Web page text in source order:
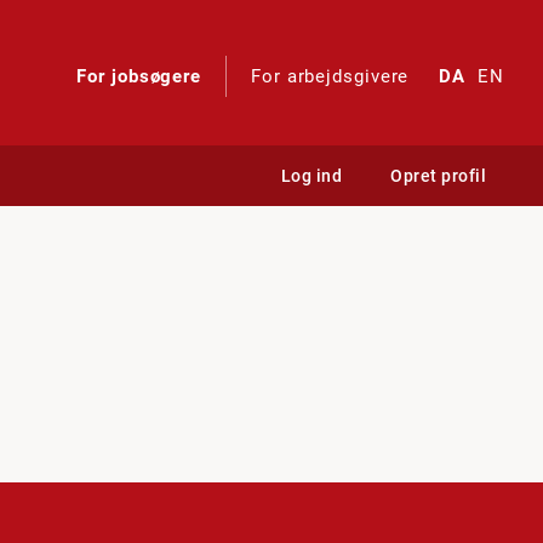
For jobsøgere For arbejdsgivere DA EN
Log ind Opret profil